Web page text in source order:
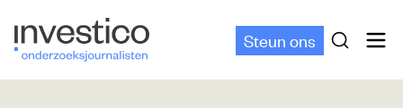
Steun ons